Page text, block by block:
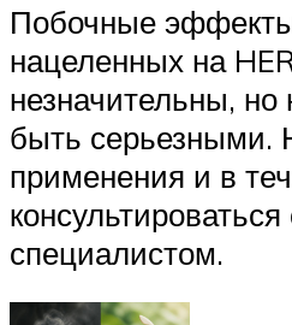
Побочные
нацеленных на
незначительны, но
быть серьезными.
применения и в
консультироваться
специалистом.